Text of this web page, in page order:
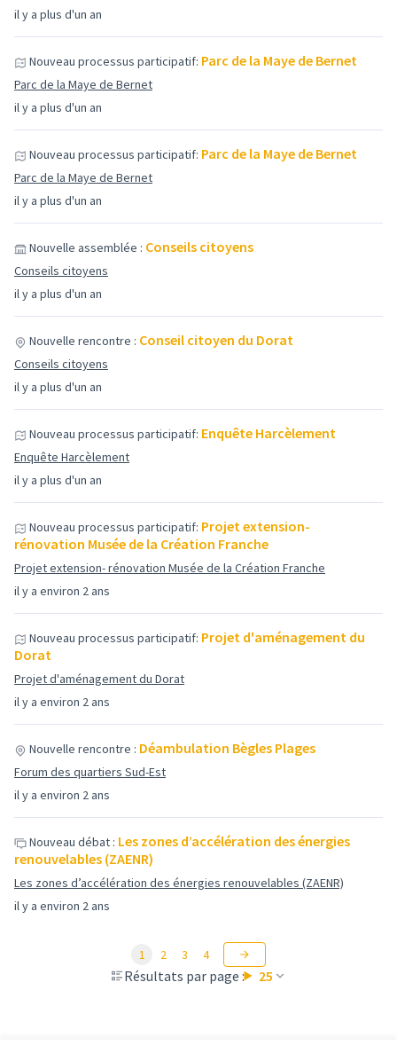
il y a plus d'un an
il y a plus d'un an
Nouveau processus participatif: Parc de la Maye de Bernet
Parc de la Maye de Bernet
il y a plus d'un an
Nouveau processus participatif: Parc de la Maye de Bernet
Parc de la Maye de Bernet
il y a plus d'un an
Nouvelle assemblée : Conseils citoyens
Conseils citoyens
il y a plus d'un an
Nouvelle rencontre : Conseil citoyen du Dorat
Conseils citoyens
il y a plus d'un an
Nouveau processus participatif: Enquête Harcèlement
Enquête Harcèlement
il y a environ 2 ans
Nouveau processus participatif: Projet extension-
rénovation Musée de la Création Franche
Projet extension- rénovation Musée de la Création Franche
il y a environ 2 ans
Nouveau processus participatif: Projet d'aménagement du
Dorat
Projet d'aménagement du Dorat
il y a environ 2 ans
Nouvelle rencontre : Déambulation Bègles Plages
Forum des quartiers Sud-Est
il y a environ 2 ans
Nouveau débat : Les zones d’accélération des énergies
renouvelables (ZAENR)
Les zones d’accélération des énergies renouvelables (ZAENR)
Résultats par page : 25
1 2 3 4